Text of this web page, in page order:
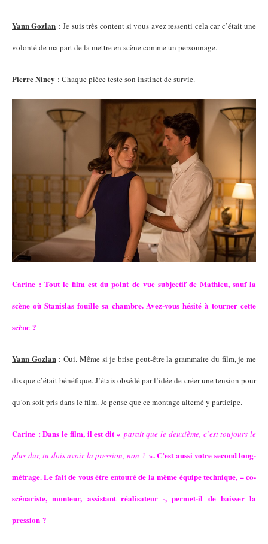
Yann Gozlan : Je suis très content si vous avez ressenti cela car c’était une
volonté de ma part de la mettre en scène comme un personnage.
Pierre Niney : Chaque pièce teste son instinct de survie.
Carine : Tout le film est du point de vue subjectif de Mathieu, sauf la
scène où Stanislas fouille sa chambre. Avez-vous hésité à tourner cette
scène ?
Yann Gozlan: Oui. Même si je brise peut-être la grammaire du film, je me
dis que c’était bénéfique. J’étais obsédé par l’idée de créer une tension pour
qu’on soit pris dans le film. Je pense que ce montage alterné y participe.
Carine : Dans le film, il est dit « parait que le deuxième, c’est toujours le
plus dur, tu dois avoir la pression, non ? ». C’est aussi votre second long-
métrage. Le fait de vous être entouré de la même équipe technique, – co-
scénariste, monteur, assistant réalisateur -, permet-il de baisser la
pression ?